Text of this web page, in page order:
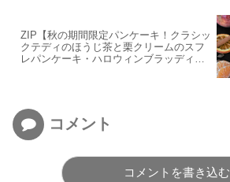
ZIP【秋の期間限定パンケーキ！クラシッ
クテディのほうじ茶と栗クリームのスフ
レパンケーキ・ハロウィンブラッディパ
コメント
コメントを書き込む